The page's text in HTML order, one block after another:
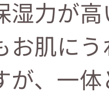
湿力が高
お肌に
が、一